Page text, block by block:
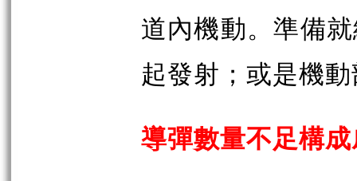
道內機動。準備
起發射；或是機
導彈數量不足構